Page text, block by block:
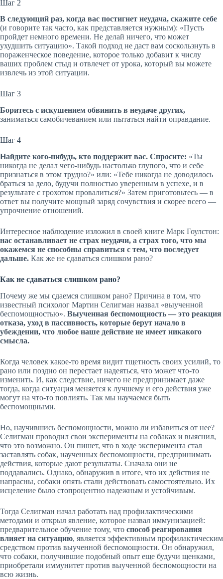
Шаг 2
В следующий раз, когда вас постигнет неудача, скажите себе
(и говорите так часто, как представляется нужным): «Пусть
пройдет немного времени. Не делай ничего, что может
ухудшить ситуацию». Такой подход не даст вам соскользнуть в
пораженческое поведение, которое только добавит к числу
ваших проблем стыд и отвлечет от урока, который вы можете
извлечь из этой ситуации.
Шаг 3
Боритесь с искушением обвинить в неудаче других,
заниматься самобичеванием или пытаться найти оправдание.
Шаг 4
Найдите кого-нибудь, кто поддержит вас. Спросите: «Ты
никогда не делал чего-нибудь настолько глупого, что и себе
признаться в этом трудно?» или: «Тебе никогда не доводилось
браться за дело, будучи полностью уверенным в успехе, и в
результате с грохотом провалиться?» Затем приготовьтесь — в
ответ вы получите мощный заряд сочувствия и скорее всего —
упрочнение отношений.
Интересное наблюдение изложил в своей книге Марк Гоулстон:
нас останавливает не страх неудачи, а страх того, что мы
окажемся не способны справиться с тем, что последует
дальше. Как же не сдаваться слишком рано?
Как не сдаваться слишком рано?
Почему же мы сдаемся слишком рано? Причина в том, что
известный психолог Мартин Селигман назвал «выученной
беспомощностью». Выученная беспомощность — это реакция
отказа, уход в пассивность, которые берут начало в
убеждении, что любое наше действие не имеет никакого
смысла.
Когда человек какое-то время видит тщетность своих усилий, то
рано или поздно он перестает надеяться, что может что-то
изменить. И, как следствие, ничего не предпринимает даже
тогда, когда ситуация меняется к лучшему и его действия уже
могут на что-то повлиять. Так мы научаемся быть
беспомощными.
Но, научившись беспомощности, можно ли избавиться от нее?
Селигман проводил свои эксперименты на собаках и выяснил,
что это возможно. Он пишет, что в ходе эксперимента стал
заставлять собак, наученных беспомощности, предпринимать
действия, которые дают результаты. Сначала они не
поддавались. Однако, обнаружив в итоге, что их действия не
напрасны, собаки опять стали действовать самостоятельно. Их
исцеление было стопроцентно надежным и устойчивым.
Тогда Селигман начал работать над профилактическими
методами и открыл явление, которое назвал иммунизацией:
предварительное обучение тому, что способ реагирования
влияет на ситуацию, является эффективным профилактическим
средством против выученной беспомощности. Он обнаружил,
что собаки, получившие подобный опыт еще будучи щенками,
приобретали иммунитет против выученной беспомощности на
всю жизнь.